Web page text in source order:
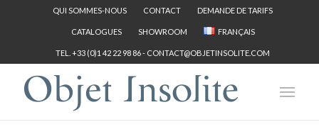
QUI SOMMES-NOUS CONTACT DEMANDE DE TARIFS
CATALOGUES SHOWROOM FRANÇAIS
TEL. +33 (0)1 42 22 98 86 - CONTACT@OBJETINSOLITE.COM